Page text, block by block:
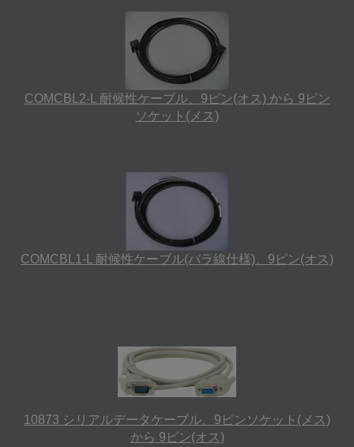
COMCBL2-L 耐候性ケーブル、9ピン(オス) から 9ピン
ソケット(メス)
COMCBL1-L 耐候性ケーブル(バラ線仕様)、9ピン(オス)
10873 シリアルデータケーブル、9ピンソケット(メス)
から 9ピン(オス)